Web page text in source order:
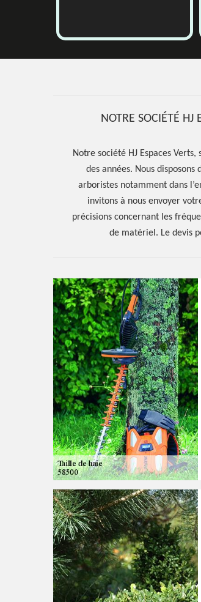
Hoerter Joseph Elagage 58
Armes
Excellent jardinier à Armes
taille de formation,
prestation de qualité et
NOTRE SOCIÉTÉ HJ
Notre société HJ Espaces
des années. Nous
arboristes notamment dans
invitons à nous envoyer
précisions concernant les
de matériel. Le devis